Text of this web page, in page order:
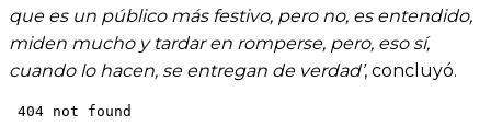
que es un público más festivo, pero no, es entendido,
miden mucho y tardar en romperse, pero, eso sí,
cuando lo hacen, se entregan de verdad’, concluyó.